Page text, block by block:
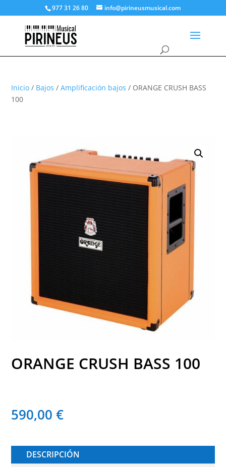
977 31 26 80 info@pirineusmusical.com
Inicio / Bajos /Amplificación bajos / ORANGE CRUSH BASS
100
ORANGE CRUSH BASS 100
590,00€
DESCRIPCIÓN